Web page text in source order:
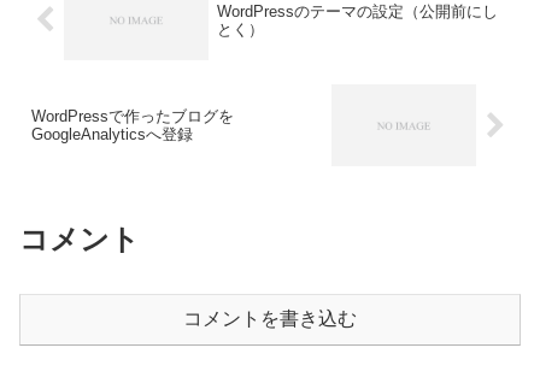
WordPressのテーマの設定（公開前にし
とく）
WordPressで作ったブログを
GoogleAnalyticsへ登録
コメント
コメントを書き込む